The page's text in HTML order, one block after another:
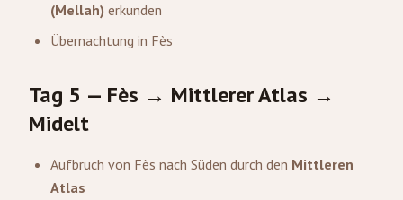
(Mellah) erkunden
Übernachtung in Fès
Tag 5 — Fès → Mittlerer Atlas →
Midelt
Aufbruch von Fès nach Süden durch den Mittleren
Atlas